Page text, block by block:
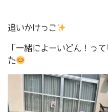
追いかけっこ
「一緒によーいどん！っ
た